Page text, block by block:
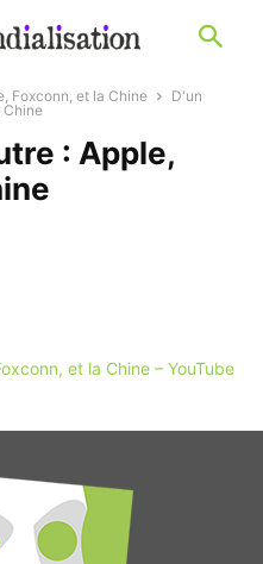
Foxconn, et la Chine
D'un
Chine
: Apple,